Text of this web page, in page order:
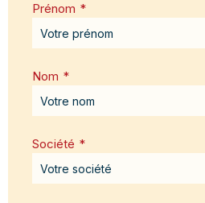
Prénom *
Nom *
Société *